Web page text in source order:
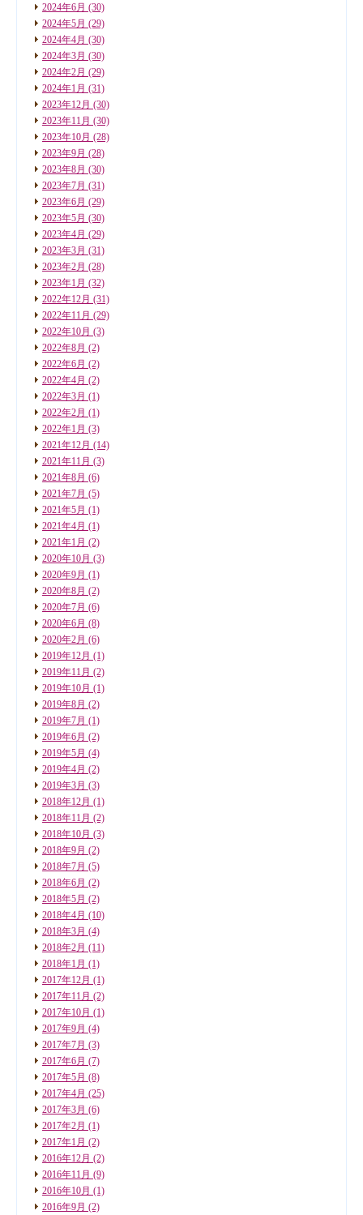
2024年6月 (30)
2024年5月 (29)
2024年4月 (30)
2024年3月 (30)
2024年2月 (29)
2024年1月 (31)
2023年12月 (30)
2023年11月 (30)
2023年10月 (28)
2023年9月 (28)
2023年8月 (30)
2023年7月 (31)
2023年6月 (29)
2023年5月 (30)
2023年4月 (29)
2023年3月 (31)
2023年2月 (28)
2023年1月 (32)
2022年12月 (31)
2022年11月 (29)
2022年10月 (3)
2022年8月 (2)
2022年6月 (2)
2022年4月 (2)
2022年3月 (1)
2022年2月 (1)
2022年1月 (3)
2021年12月 (14)
2021年11月 (3)
2021年8月 (6)
2021年7月 (5)
2021年5月 (1)
2021年4月 (1)
2021年1月 (2)
2020年10月 (3)
2020年9月 (1)
2020年8月 (2)
2020年7月 (6)
2020年6月 (8)
2020年2月 (6)
2019年12月 (1)
2019年11月 (2)
2019年10月 (1)
2019年8月 (2)
2019年7月 (1)
2019年6月 (2)
2019年5月 (4)
2019年4月 (2)
2019年3月 (3)
2018年12月 (1)
2018年11月 (2)
2018年10月 (3)
2018年9月 (2)
2018年7月 (5)
2018年6月 (2)
2018年5月 (2)
2018年4月 (10)
2018年3月 (4)
2018年2月 (11)
2018年1月 (1)
2017年12月 (1)
2017年11月 (2)
2017年10月 (1)
2017年9月 (4)
2017年7月 (3)
2017年6月 (7)
2017年5月 (8)
2017年4月 (25)
2017年3月 (6)
2017年2月 (1)
2017年1月 (2)
2016年12月 (2)
2016年11月 (9)
2016年10月 (1)
2016年9月 (2)